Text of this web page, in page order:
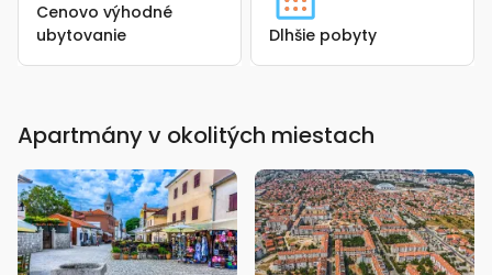
Cenovo výhodné
ubytovanie
Dlhšie pobyty
Apartmány v okolitých miestach